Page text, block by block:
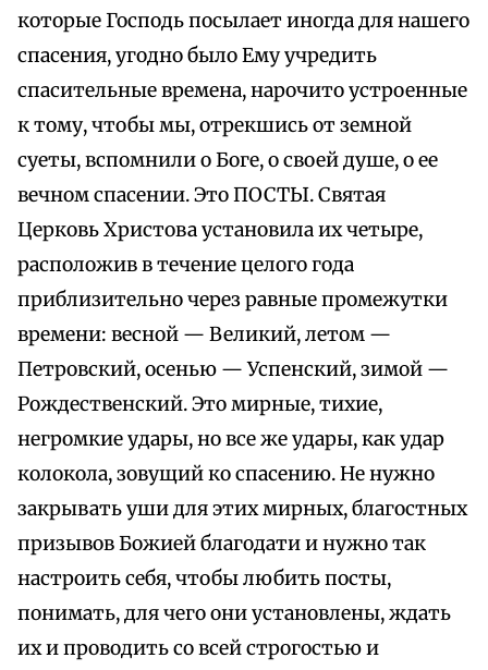
которые Господь посылает иногда для нашего
спасения, угодно было Ему учредить
спасительные времена, нарочито устроенные
к тому, чтобы мы, отрекшись от земной
суеты, вспомнили о Боге, о своей душе, о ее
вечном спасении. Это ПОСТЫ. Святая
Церковь Христова установила их четыре,
расположив в течение целого года
приблизительно через равные промежутки
времени: весной — Великий, летом —
Петровский, осенью — Успенский, зимой —
Рождественский. Это мирные, тихие,
негромкие удары, но все же удары, как удар
колокола, зовущий ко спасению. Не нужно
закрывать уши для этих мирных, благостных
призывов Божией благодати и нужно так
настроить себя, чтобы любить посты,
понимать, для чего они установлены, ждать
их и проводить со всей строгостью и